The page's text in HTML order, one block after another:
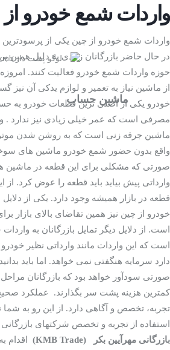
ماشین حساب
واردات شمع خودرو
واردات شمع خودرو از چین یکی از پرسودترین
در حال حاضر بازرگانان زیادی به دلیل همین
حوزه واردات شمع خودرو فعالیت کنند.
از ماشین نیاز به تعمیر و لوازم یدکی آن
خودرو یکی از اصلی ترین قطعات خودرو به
مصرفی است که عمر خیلی زیادی نیز ندارد .
ماشین جرقه زنی است که به روشن شدن
واقع بدون حضور شمع خودرو ماشین های
صورتی که مشکلی برای این قطعه در ماشین
وارداتی پیش بیاید باید قطعه را عوض کرد. از
قطعه در بازار همیشه وجود دارد. یکی از
خودرو از چین نیز همین تقاضای بالای بازار
است. از دلایل دیگر تمایل بازرگانان به
است که این واردات مانند وارداتی نظیر خودرو
دارد سرمایه هنگفتی نمی خواهد. اما باید
صورتی سودآور خواهد بود که بازرگانان
کمترین هزینه پشت سر بگذارند. عملکرد صحیح
تجربه، تخصص و آگاهی دارد. از این رو به
استفاده از تجربه و تخصص شرکتهای
بازرگانی مهرآیین بکر
(KMB Trade)
اقدام